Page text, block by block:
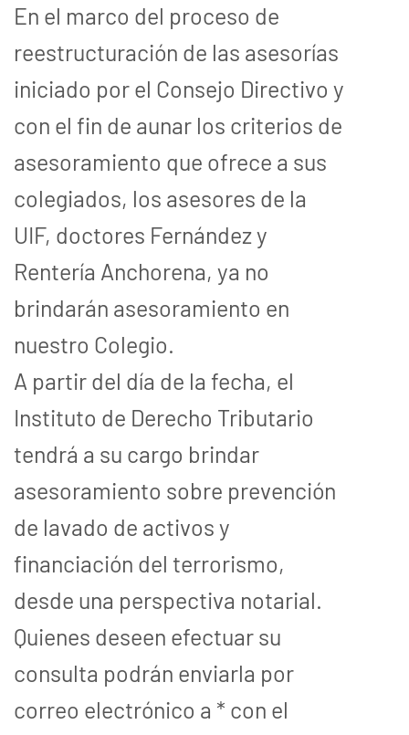
En el marco del proceso de
reestructuración de las asesorías
iniciado por el Consejo Directivo y
con el fin de aunar los criterios de
asesoramiento que ofrece a sus
colegiados, los asesores de la
UIF, doctores Fernández y
Rentería Anchorena, ya no
brindarán asesoramiento en
nuestro Colegio.
A partir del día de la fecha, el
Instituto de Derecho Tributario
tendrá a su cargo brindar
asesoramiento sobre prevención
de lavado de activos y
financiación del terrorismo,
desde una perspectiva notarial.
Quienes deseen efectuar su
consulta podrán enviarla por
correo electrónico a * con el